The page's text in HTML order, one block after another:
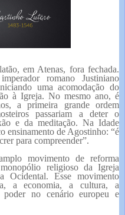
em Atenas, fora fechada.
romano Justiniano
uma acomodação do
à Igreja. No mesmo ano, é
a primeira grande ordem
passariam a deter o
e da meditação. Na Idade
ensinamento de Agostinho: “é
para compreender”.
movimento de reforma
religioso da Igreja
Ocidental. Esse movimento
a economia, a cultura, a
poder no cenário europeu e